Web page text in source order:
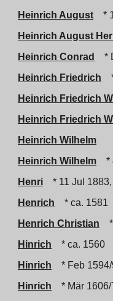
Heinrich August
*
Heinrich August
Heinrich Conrad
*
Heinrich Friedrich
Heinrich Friedrich
Heinrich Friedrich
Heinrich Wilhelm
Heinrich Wilhelm
*
Henri
* 11 Jul
Henrich
* ca. 1581
Henrich Christian
Hinrich
* ca. 1560
Hinrich
* Feb
Hinrich
* Mär 1606/